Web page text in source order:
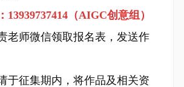
（AIGC创意组）
老师微信领取报名表，发送作
于征集期内，将作品及相关资